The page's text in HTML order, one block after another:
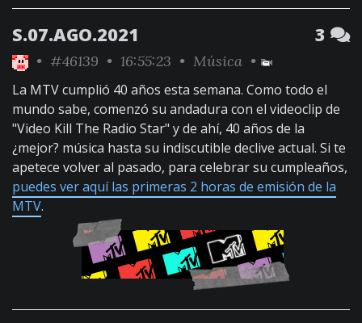
S.07.AGO.2021 3
• #46139 • 16:55:23 • Música •
La MTV cumplió 40 años esta semana. Como todo el
mundo sabe, comenzó su andadura con el videoclip de
"Video Kill The Radio Star" y de ahí, 40 años de la
¿mejor? música hasta su indiscutible declive actual. Si te
apetece volver al pasado, para celebrar su cumpleaños,
puedes ver aquí las primeras 2 horas de emisión de la
MTV.